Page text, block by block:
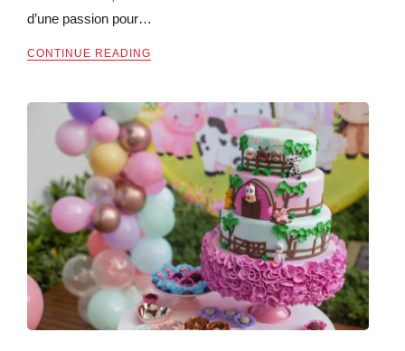
d’une passion pour…
CONTINUE READING